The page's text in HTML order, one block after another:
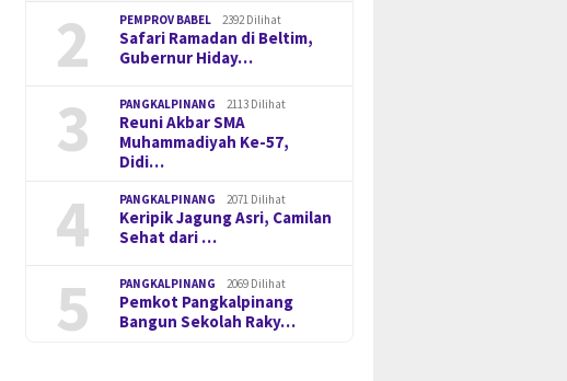
2 PEMPROV BABEL 2392 Dilihat
Safari Ramadan di Beltim,
Gubernur Hiday…
3 PANGKALPINANG 2113 Dilihat
Reuni Akbar SMA
Muhammadiyah Ke-57,
Didi…
4 PANGKALPINANG 2071 Dilihat
Keripik Jagung Asri, Camilan
Sehat dari …
5 PANGKALPINANG 2069 Dilihat
Pemkot Pangkalpinang
Bangun Sekolah Raky…